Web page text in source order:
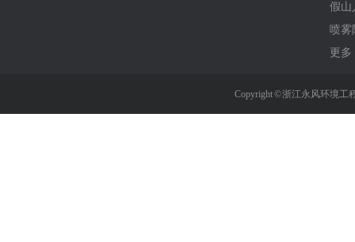
假山
喷雾
更多
Copyright © 浙江永风环境工